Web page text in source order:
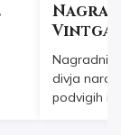
Nagradni
divja
podvigih in